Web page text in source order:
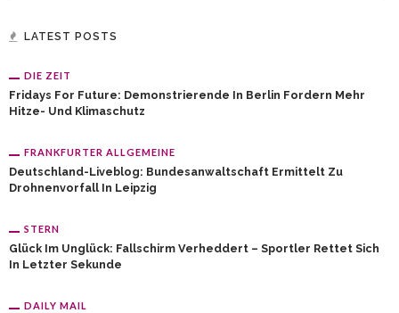
LATEST POSTS
DIE ZEIT
Fridays For Future: Demonstrierende In Berlin Fordern Mehr
Hitze- Und Klimaschutz
FRANKFURTER ALLGEMEINE
Deutschland-Liveblog: Bundesanwaltschaft Ermittelt Zu
Drohnenvorfall In Leipzig
STERN
Glück Im Unglück: Fallschirm Verheddert – Sportler Rettet Sich
In Letzter Sekunde
DAILY MAIL